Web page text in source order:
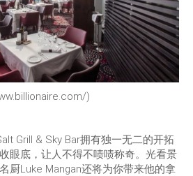
)
Grill & Sky Bar拥有独一无二的开拓
眼底，让人不得不啧啧称奇。光看景
厨Luke Mangan还将为你带来他的拿